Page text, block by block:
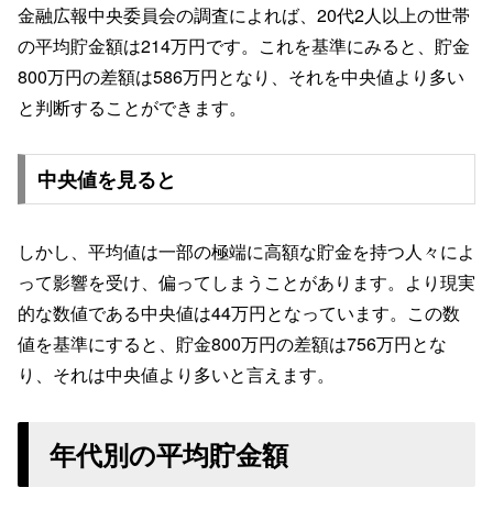
金融広報中央委員会の調査によれば、20代2人以上の世帯
の平均貯金額は214万円です。これを基準にみると、貯金
800万円の差額は586万円となり、それを中央値より多い
と判断することができます。
中央値を見ると
しかし、平均値は一部の極端に高額な貯金を持つ人々によ
って影響を受け、偏ってしまうことがあります。より現実
的な数値である中央値は44万円となっています。この数
値を基準にすると、貯金800万円の差額は756万円とな
り、それは中央値より多いと言えます。
年代別の平均貯金額